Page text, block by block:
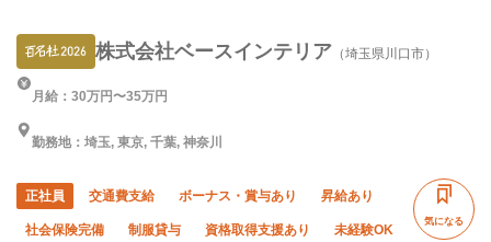
株式会社ベースインテリア （埼玉県川口市）
月給：30万円〜35万円
勤務地：埼玉, 東京, 千葉, 神奈川
正社員 交通費支給 ボーナス・賞与あり 昇給あり
社会保険完備 制服貸与 資格取得支援あり 未経験OK
気になる